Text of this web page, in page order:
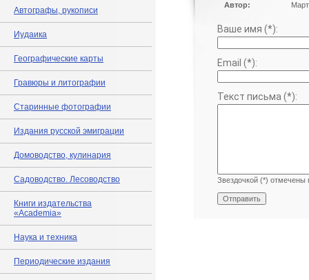
Автографы, рукописи
Иудаика
Географические карты
Гравюры и литографии
Старинные фотографии
Издания русской эмиграции
Домоводство, кулинария
Садоводство. Лесоводство
Книги издательства
«Academia»
Наука и техника
Периодические издания
Автор:
Ваше имя (*):
Email (*):
Текст письма (*):
Звездочкой (*) отмечены